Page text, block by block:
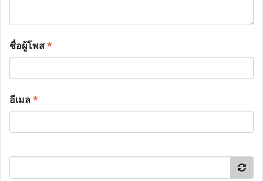
ชื่อผู้โพส*
อีเมล*